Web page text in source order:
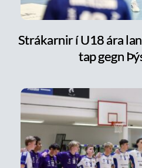
Strákarnir í U18 ára
tap gegn